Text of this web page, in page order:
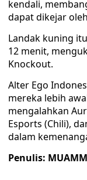
kendali,
dapat dikejar
Landak kuning
12 menit,
Knockout.
Alter Ego
mereka lebih
mengalahkan
Esports (Chili),
dalam
Penulis: